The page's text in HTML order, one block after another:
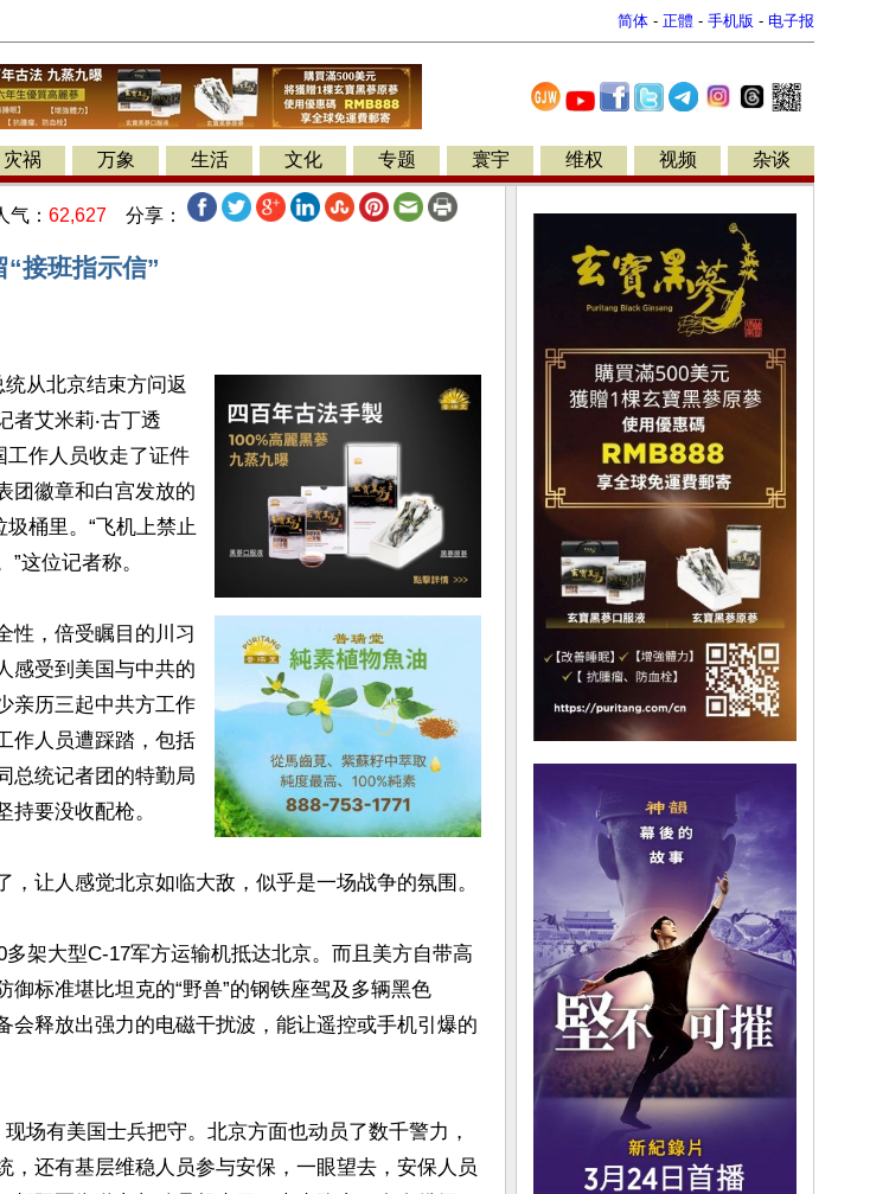
简体 - 正體 - 手机版 - 电子报
灾祸 万象 生活 文化 专题 寰宇 维权 视频 杂谈
气： 62,627 分享：
接班指示信”
统从北京结束方问返
者艾米莉‧古丁透
工作人员收走了证件
团徽章和白宫发放的
桶里。“飞机上禁止
这位记者称。
性，倍受瞩目的川习
感受到美国与中共的
亲历三起中共方工作
作人员遭踩踏，包括
总统记者团的特勤局
要没收配枪。
让人感觉北京如临大敌，似乎是一场战争的氛围。
架大型C-17军方运输机抵达北京。而且美方自带高
御标准堪比坦克的“野兽”的钢铁座驾及多辆黑色
会释放出强力的电磁干扰波，能让遥控或手机引爆的
场有美国士兵把守。北京方面也动员了数千警力，
，还有基层维稳人员参与安保，一眼望去，安保人员